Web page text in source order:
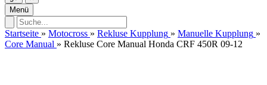
Menü
Startseite » Motocross » Rekluse Kupplung » Manuelle Kupplung »
Core Manual » Rekluse Core Manual Honda CRF 450R 09-12